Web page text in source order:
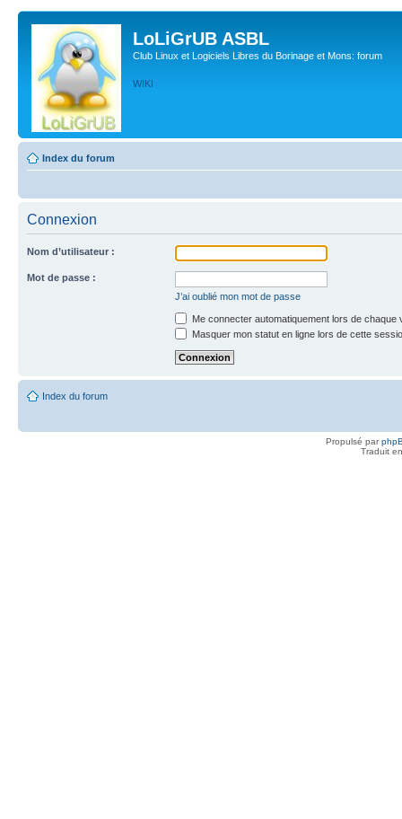
LoLiGrUB ASBL
Club Linux et Logiciels Libres du Borinage et Mons: forum
WIKI
Index du forum
Connexion
Nom d’utilisateur :
Mot de passe :
J’ai oublié mon mot de passe
Me connecter automatiquement lors de chaque
Masquer mon statut en ligne lors de cette
Index du forum
Propulsé par
Traduit